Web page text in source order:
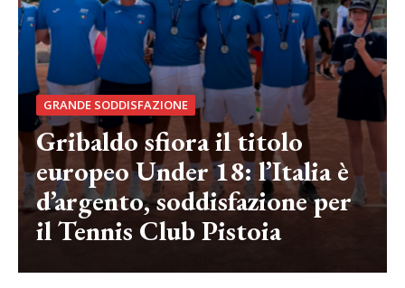
GRANDE SODDISFAZIONE
Gribaldo sfiora il titolo
europeo Under 18: l’Italia è
d’argento, soddisfazione per
il Tennis Club Pistoia